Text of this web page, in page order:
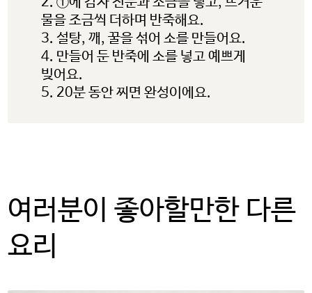
합니다. 이 외부링크는 제3자
웹사이트, 회사 또는 단체의 소유로
미국 감자협회는 연결된 링크
내용의 사실과 본질에 대한 책임을
지지 않습니다.
‘취소’를 눌러주시길 바랍니다.
물을 조금씩 더하며 반죽해요.
3. 설탕, 깨, 꿀을 섞어 소를 만들어요.
4. 만들어 둔 반죽에 소를 넣고 예쁘게
빚어요.
5. 20분 동안 찌면 완성이에요.
여러분이 좋아할만한 다른
요리